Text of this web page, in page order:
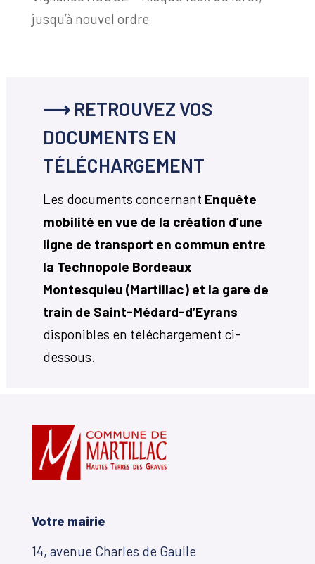
jusqu’à nouvel ordre
⟶ RETROUVEZ VOS
DOCUMENTS EN
TÉLÉCHARGEMENT
Les documents concernant Enquête
mobilité en vue de la création d’une
ligne de transport en commun entre
la Technopole Bordeaux
Montesquieu (Martillac) et la gare de
train de Saint-Médard-d’Eyrans
disponibles en téléchargement ci-
dessous.
Votre mairie
14, avenue Charles de Gaulle